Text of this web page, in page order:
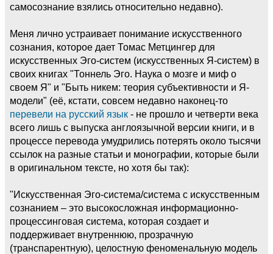
самосознание взялись относительно недавно).
Меня лично устраивает понимание искусственного
сознания, которое дает Томас Метцингер для
искусственных Эго-систем (искусственных Я-систем) в
своих книгах "Тоннель Эго. Наука о мозге и миф о
своем Я" и "Быть никем: теория субъективности и Я-
модели" (её, кстати, совсем недавно наконец-то
перевели на русский язык - не прошло и четверти века
всего лишь с выпуска англоязычной версии книги, и в
процессе перевода умудрились потерять около тысячи
ссылок на разные статьи и монографии, которые были
в оригинальном тексте, но хотя бы так):
"Искусственная Эго-система/система с искусственным
сознанием – это высокосложная информационно-
процессинговая система, которая создает и
поддерживает внутреннюю, прозрачную
(транспарентную), целостную феноменальную модель